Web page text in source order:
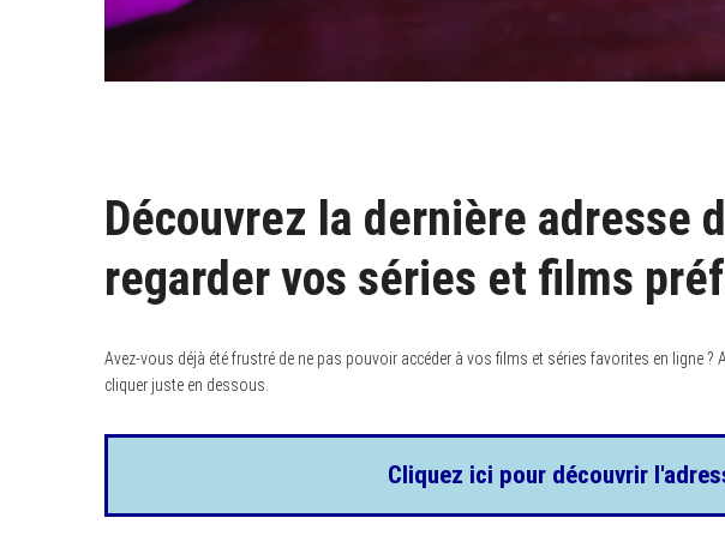
Découvrez la dernière adresse
regarder vos séries et films
Avez-vous déjà été frustré de ne pas pouvoir accéder à vos films et séries favorites en ligne ?
cliquer juste en dessous.
Cliquez ici pour découvrir